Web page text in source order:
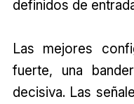
definidos de
Las mejores
fuerte, una
decisiva. Las